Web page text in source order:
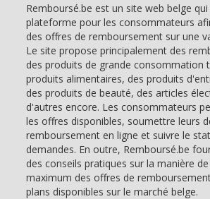
Remboursé.be est un site web belge
plateforme pour les consommateurs
des offres de remboursement sur une
Le site propose principalement des
des produits de grande consommation
produits alimentaires, des produits
des produits de beauté, des articles
d'autres encore. Les consommateurs
les offres disponibles, soumettre leurs
remboursement en ligne et suivre le
demandes. En outre, Remboursé.be
des conseils pratiques sur la manière
maximum des offres de
plans disponibles sur le marché belge.